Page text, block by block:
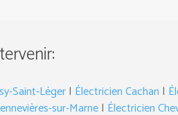
Saint-Léger| Électricien Cachan |
sur-Marne| Électricien